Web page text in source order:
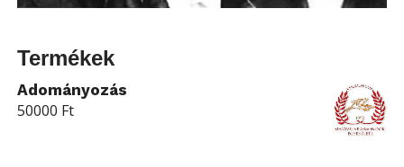
Termékek
Adományozás
50000 Ft